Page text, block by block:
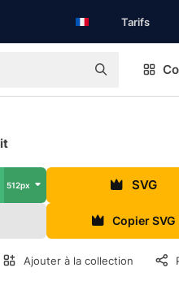
Tarifs
512px SVG
Copier SVG
Ajouter à la collection